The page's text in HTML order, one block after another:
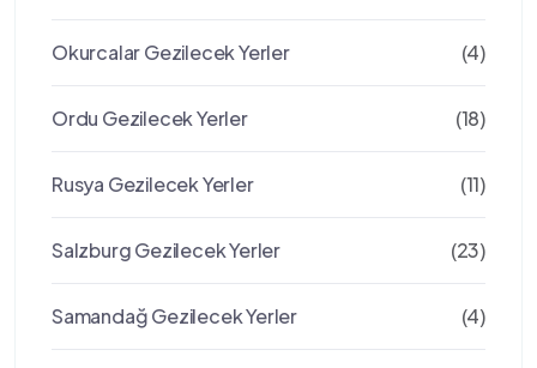
Okurcalar Gezilecek Yerler (4)
Ordu Gezilecek Yerler (18)
Rusya Gezilecek Yerler (11)
Salzburg Gezilecek Yerler (23)
Samandağ Gezilecek Yerler (4)